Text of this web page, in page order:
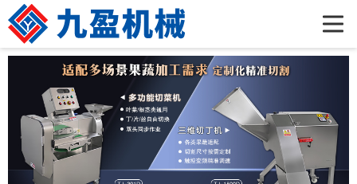
公司简介
产品展示
新闻资讯